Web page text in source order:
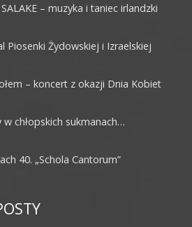
– muzyka i taniec irlandzki
Piosenki Żydowskiej i Izraelskiej
– koncert z okazji Dnia Kobiet
w chłopskich sukmanach…
40. „Schola Cantorum”